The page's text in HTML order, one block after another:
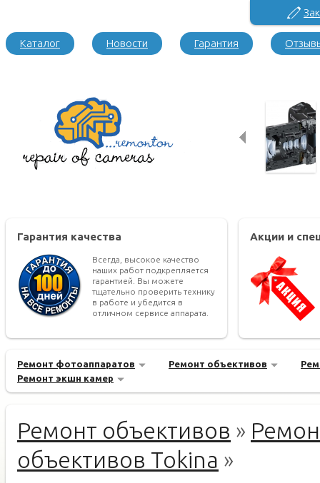
Каталог Новости Гарантия
Гарантия качества
Всегда, высокое качество
наших работ подкрепляется
гарантией. Вы можете
тщательно проверить технику
в работе и убедится в
отличном сервисе аппарата.
Акции и
Ремонт фотоаппаратов Ремонт объективов
Ремонт экшн камер
Ремонт объективов »
объективов Tokina »